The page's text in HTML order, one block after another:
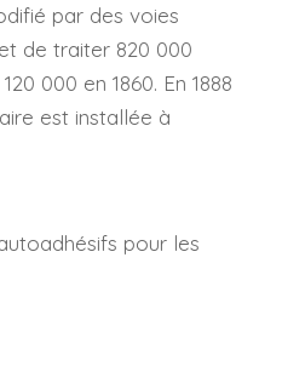
par des voies
de traiter 820 000
000 en 1860. En 1888
est installée à
pour les